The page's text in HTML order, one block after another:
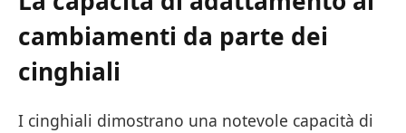
cambiamenti da parte dei
cinghiali
I cinghiali dimostrano una notevole capacità di